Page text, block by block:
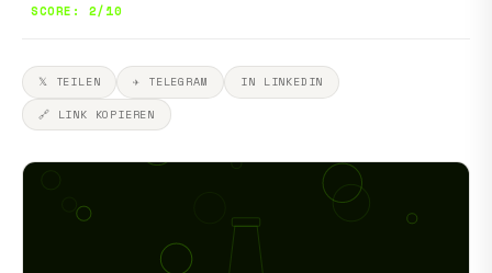
SCORE: 2/10
𝕏 TEILEN ✈ TELEGRAM
IN LINKEDIN
🔗 LINK KOPIEREN